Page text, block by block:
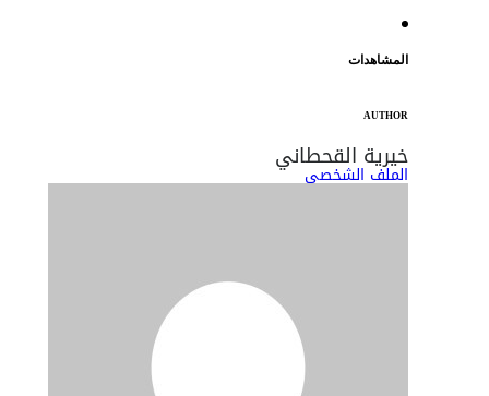
المشاهدات
AUTHOR
خيرية القحطاني
الملف الشخصي